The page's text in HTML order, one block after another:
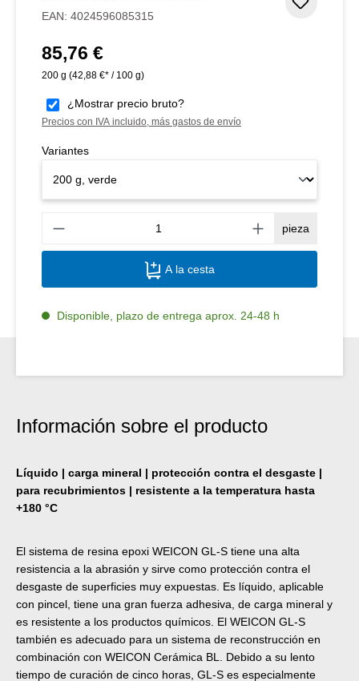
EAN: 4024596085315
Precio normal:
85,76 €
200 g (42,88 €* / 100 g)
¿Mostrar precio bruto?
Precios con IVA incluido, más gastos de envío
Variantes
pieza
A la cesta
Disponible, plazo de entrega aprox. 24-48 h
Información sobre el producto
Líquido | carga mineral | protección contra el desgaste |
para recubrimientos | resistente a la temperatura hasta
+180 °C
El sistema de resina epoxi WEICON GL-S tiene una alta
resistencia a la abrasión y sirve como protección contra el
desgaste de superficies muy expuestas. Es líquido, aplicable
con pincel, tiene una gran fuerza adhesiva, de carga mineral y
es resistente a los productos químicos. El WEICON GL-S
también es adecuado para un sistema de reconstrucción en
combinación con WEICON Cerámica BL. Debido a su lento
tiempo de curación de cinco horas, GL-S es especialmente